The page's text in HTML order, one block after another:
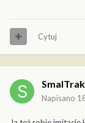
Cytuj
SmalTrak
Napisano